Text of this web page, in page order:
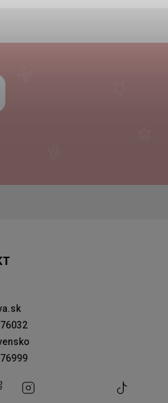
Facebook
Slovensko
+421949176999